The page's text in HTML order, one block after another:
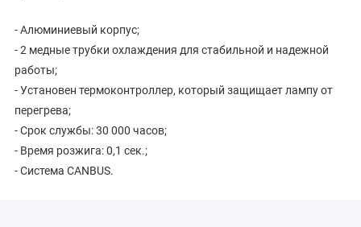
- Алюминиевый корпус;
- 2 медные трубки охлаждения для стабильной и надежной
работы;
- Установен термоконтроллер, который защищает лампу от
перегрева;
- Срок службы: 30 000 часов;
- Время розжига: 0,1 сек.;
- Система CANBUS.